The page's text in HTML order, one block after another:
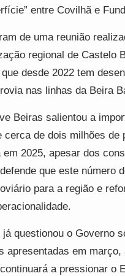
entre Covilhã e
de uma reunião
regional de Castelo
desde 2022 tem
nas linhas da Beira
Beiras salientou a
cerca de dois milhões de
2025, apesar dos
que este número
para a região e
questionou o Governo
apresentadas em março,
a pressionar o